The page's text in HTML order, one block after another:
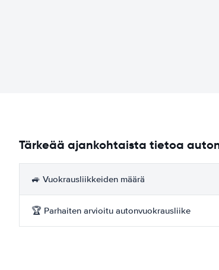
Tärkeää ajankohtaista tietoa
🚙 Vuokrausliikkeiden määrä
🏆 Parhaiten arvioitu autonvuokrausliike